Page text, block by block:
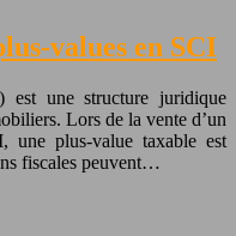
values en SCI
une structure juridique
Lors de la vente d’un
une plus-value taxable est
fiscales peuvent…